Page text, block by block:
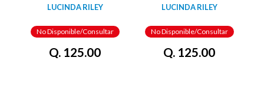
LUCINDA RILEY
No Disponible/Consultar
Q. 125.00
LUCINDA RILEY
No Disponible/Consultar
Q. 125.00